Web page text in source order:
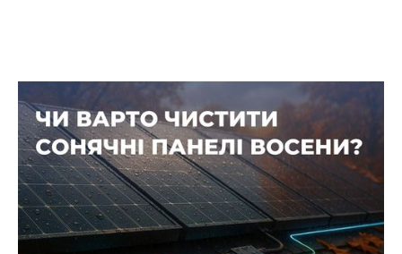
Коли варто чистити сонячні панелі
восени — і коли краще цього не
робити
Осінь — неочевидний сезон для миття панелей,
але саме в цей період на поверхні
накопичуються викиди від опалення, сажа, пил
від доріг та листяна органіка.